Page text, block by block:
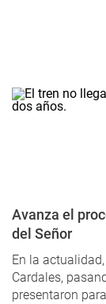
Avanza el
del Señor
En la
Cardales,
presentaron